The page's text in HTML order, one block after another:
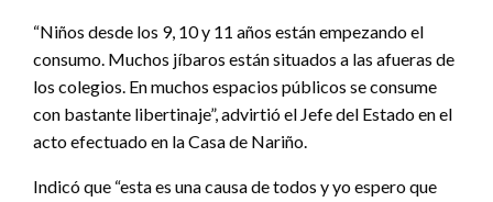
“Niños desde los 9, 10 y 11 años están empezando el
consumo. Muchos jíbaros están situados a las afueras de
los colegios. En muchos espacios públicos se consume
con bastante libertinaje”, advirtió el Jefe del Estado en el
acto efectuado en la Casa de Nariño.
Indicó que “esta es una causa de todos y yo espero que